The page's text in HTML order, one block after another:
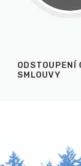
ODSTOUPENÍ
SMLOUVY